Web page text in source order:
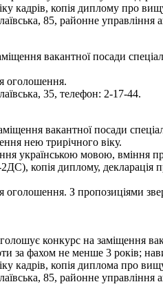
кадрів, копія диплому про
85, районне
вакантної посади
оголошення.
35, телефон: 2-17-44.
вакантної посади
нею трирічного віку.
українською мовою, вміння
копія диплому, декларація
З пропозиціями
конкурс на заміщення
за фахом не менше 3 років;
кадрів, копія диплома про
85, районне